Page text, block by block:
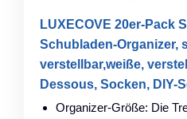
LUXECOVE 20er-Pack
Schubladen-Organizer,
verstellbar,weiße,
Dessous, Socken, DIY-
Organizer-Größe: Die